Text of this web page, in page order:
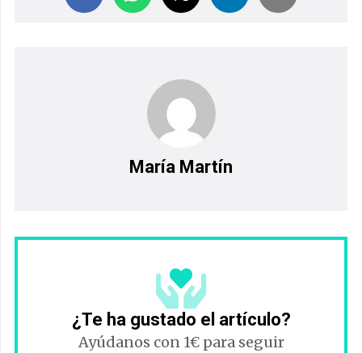
María Martín
¿Te ha gustado el artículo?
Ayúdanos con 1€ para seguir